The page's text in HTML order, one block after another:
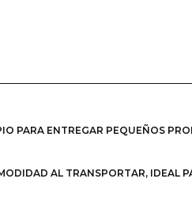
PARA ENTREGAR PEQUEÑOS
AL TRANSPORTAR, IDEAL